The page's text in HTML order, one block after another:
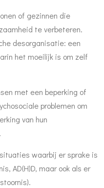
of gezinnen die
te verbeteren.
desorganisatie: een
het moeilijk is om zelf
met een beperking of
problemen om
van hun
waarbij er sprake is
AD(H)D, maar ook als er